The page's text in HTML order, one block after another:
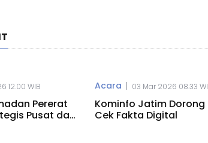
12.00 WIB
Pererat
Pusat dan
Acara | 03 Mar 2026 08.33
Kominfo Jatim Dorong
Cek Fakta Digital